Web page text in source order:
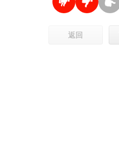
返回